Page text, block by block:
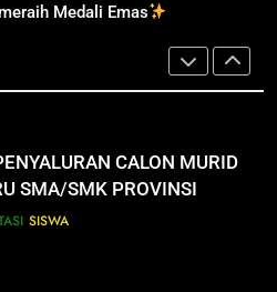
SMA/SMK PROVINSI
Medali Emas
PENTING UNTUK
SPMB 2026 KEPRI
CALON MURID
SMA/SMK PROVINSI
RIAU 2026
SISWA